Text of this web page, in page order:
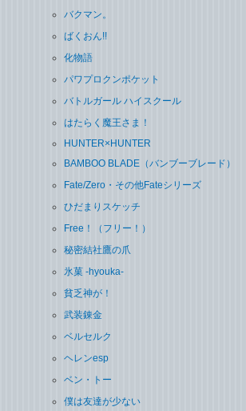
バクマン。
ばくおん!!
化物語
パワプロクンポケット
バトルガール ハイスクール
はたらく魔王さま！
HUNTER×HUNTER
BAMBOO BLADE（バンブーブレード）
Fate/Zero・その他Fateシリーズ
ひだまりスケッチ
Free！（フリー！）
秘密結社鷹の爪
氷菓 -hyouka-
貧乏神が！
武装錬金
ベルセルク
ヘレンesp
ベン・トー
僕は友達が少ない